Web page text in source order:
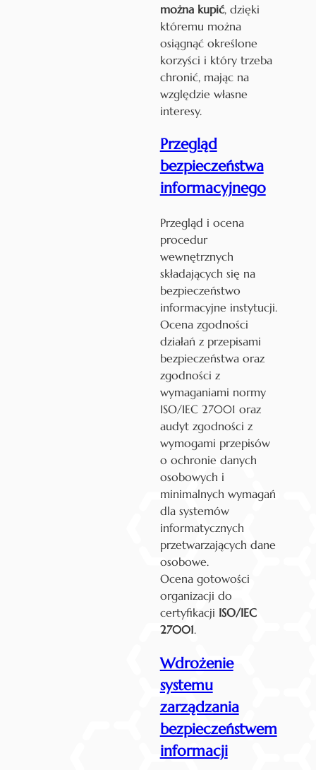
można kupić, dzięki
któremu można
osiągnąć określone
korzyści i który trzeba
chronić, mając na
względzie własne
interesy.
Przegląd
bezpieczeństwa
informacyjnego
Przegląd i ocena
procedur
wewnętrznych
składających się na
bezpieczeństwo
informacyjne instytucji.
Ocena zgodności
działań z przepisami
bezpieczeństwa oraz
zgodności z
wymaganiami normy
ISO/IEC 27001 oraz
audyt zgodności z
wymogami przepisów
o ochronie danych
osobowych i
minimalnych wymagań
dla systemów
informatycznych
przetwarzających dane
osobowe.
Ocena gotowości
organizacji do
certyfikacji ISO/IEC
27001.
Wdrożenie
systemu
zarządzania
bezpieczeństwem
informacji